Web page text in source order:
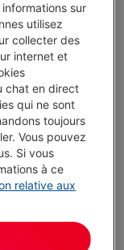
13 POUCES | 16
pixels, Liquid
core - GPU 8 core
sur
utilisez
collecter des
internet et
chat en direct
qui ne sont
toujours
Vous pouvez
Si vous
à ce
relative aux